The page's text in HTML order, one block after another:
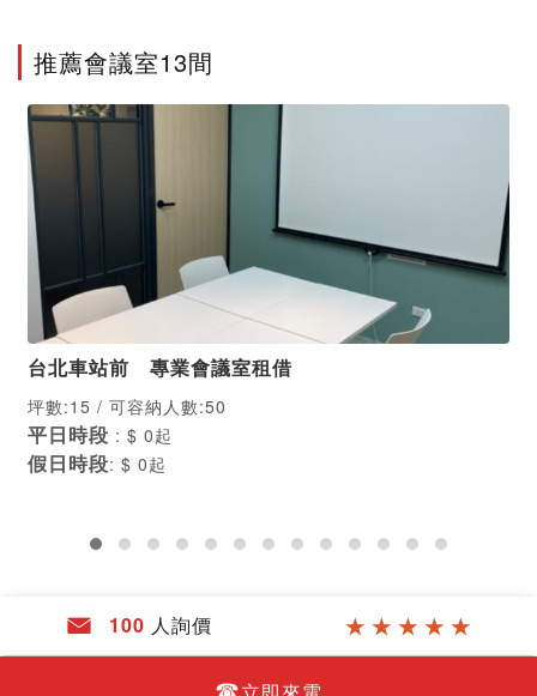
推薦會議室13間
台北車站前 專業會議室租借
坪數:15 / 可容納人數:50
平日時段 : $ 0起
假日時段: $ 0起
100 人詢價 ★ ★ ★ ★ ★
☎
版權所有 2026 Designed by 貴設計